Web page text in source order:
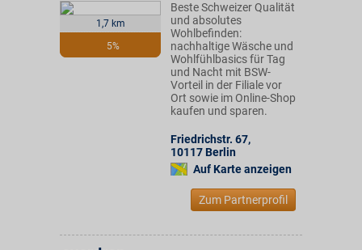
1,7 km
5%
Beste Schweizer Qualität
und absolutes
Wohlbefinden:
nachhaltige Wäsche und
Wohlfühlbasics für Tag
und Nacht mit BSW-
Vorteil in der Filiale vor
Ort sowie im Online-Shop
kaufen und sparen.
Friedrichstr. 67,
10117 Berlin
Auf Karte anzeigen
Zum Partnerprofil